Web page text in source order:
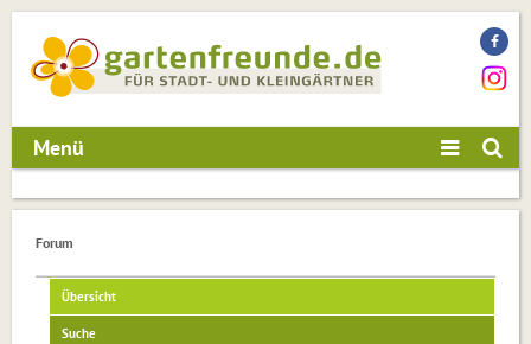
Menü
Forum
Übersicht
Suche